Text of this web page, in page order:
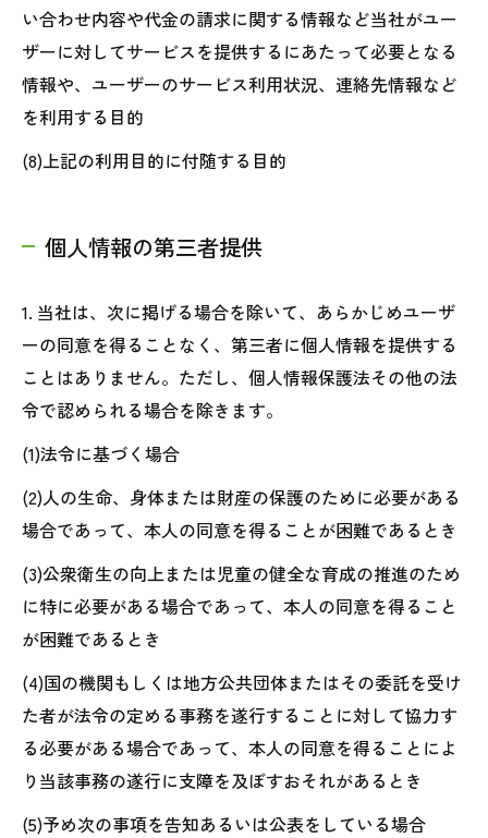
い合わせ内容や代金の請求に関する情報など当社がユー
ザーに対してサービスを提供するにあたって必要となる
情報や、ユーザーのサービス利用状況、連絡先情報など
を利用する目的
(8)上記の利用目的に付随する目的
個人情報の第三者提供
1. 当社は、次に掲げる場合を除いて、あらかじめユーザ
ーの同意を得ることなく、第三者に個人情報を提供する
ことはありません。ただし、個人情報保護法その他の法
令で認められる場合を除きます。
(1)法令に基づく場合
(2)人の生命、身体または財産の保護のために必要がある
場合であって、本人の同意を得ることが困難であるとき
(3)公衆衛生の向上または児童の健全な育成の推進のため
に特に必要がある場合であって、本人の同意を得ること
が困難であるとき
(4)国の機関もしくは地方公共団体またはその委託を受け
た者が法令の定める事務を遂行することに対して協力す
る必要がある場合であって、本人の同意を得ることによ
り当該事務の遂行に支障を及ぼすおそれがあるとき
(5)予め次の事項を告知あるいは公表をしている場合